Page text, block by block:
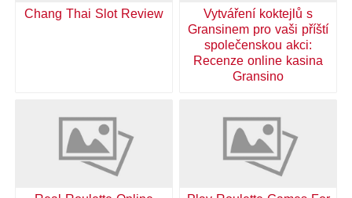
Vytváření koktejlů s
Gransinem pro vaši příští
společenskou akci:
Recenze online kasina
Gransino
Chang Thai Slot Review